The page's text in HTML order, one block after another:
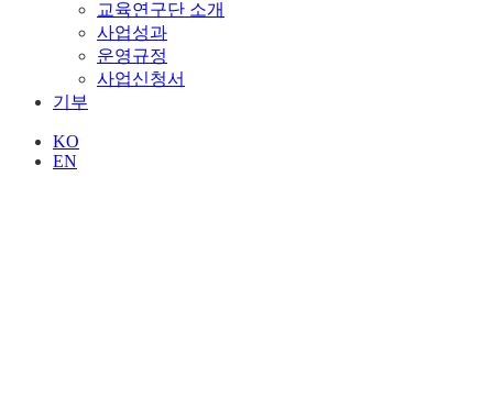
교육연구단 소개
사업성과
운영규정
사업신청서
기부
KO
EN